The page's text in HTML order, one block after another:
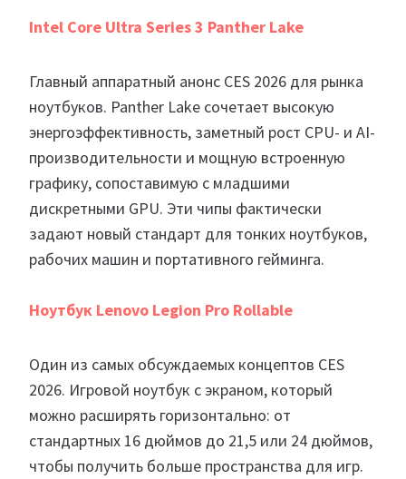
Intel Core Ultra Series 3 Panther Lake
Главный аппаратный анонс CES 2026 для рынка
ноутбуков. Panther Lake сочетает высокую
энергоэффективность, заметный рост CPU- и AI-
производительности и мощную встроенную
графику, сопоставимую с младшими
дискретными GPU. Эти чипы фактически
задают новый стандарт для тонких ноутбуков,
рабочих машин и портативного гейминга.
Ноутбук Lenovo Legion Pro Rollable
Один из самых обсуждаемых концептов CES
2026. Игровой ноутбук с экраном, который
можно расширять горизонтально: от
стандартных 16 дюймов до 21,5 или 24 дюймов,
чтобы получить больше пространства для игр.